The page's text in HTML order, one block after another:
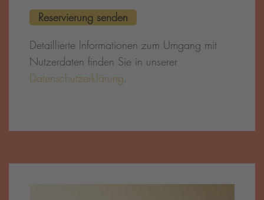
Detaillierte Informationen zum Umgang mit
Nutzerdaten finden Sie in unserer
Datenschutzerklärung